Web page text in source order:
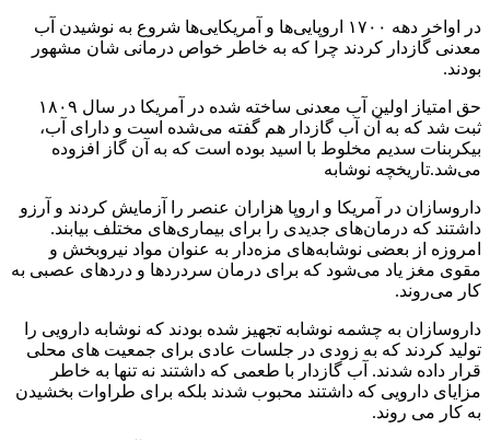
در اواخر دهه ۱۷۰۰ اروپایی‌ها و آمریکایی‌ها شروع به نوشیدن آب
معدنی گازدار کردند چرا که به خاطر خواص درمانی شان مشهور
بودند.
حق امتیاز اولین آب معدنی ساخته شده در آمریکا در سال ۱۸۰۹
ثبت شد که به آن آب گازدار هم گفته می‌شده است و دارای آب،
بیکربنات سدیم مخلوط با اسید بوده است که به آن گاز افزوده
می‌شد.تاریخچه نوشابه
داروسازان در آمریکا و اروپا هزاران عنصر را آزمایش کردند و آرزو
داشتند که درمان‌های جدیدی را برای بیماری‌های مختلف بیابند.
امروزه از بعضی نوشابه‌های مزه‌دار به عنوان مواد نیروبخش و
مقوی مغز یاد می‌شود که برای درمان سردردها و دردهای عصبی به
کار می‌روند.
داروسازان به چشمه نوشابه تجهیز شده بودند که نوشابه دارویی را
تولید کردند که به زودی در جلسات عادی برای جمعیت های محلی
قرار داده شدند. آب گازدار با طعمی که داشتند نه تنها به خاطر
مزایای دارویی که داشتند محبوب شدند بلکه برای طراوات بخشیدن
به کار می روند.